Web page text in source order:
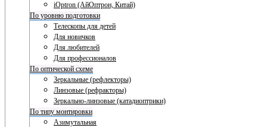
iOptron (АйОптрон, Китай)
По уровню подготовки
Телескопы для детей
Для новичков
Для любителей
Для профессионалов
По оптической схеме
Зеркальные (рефлекторы)
Линзовые (рефракторы)
Зеркально-линзовые (катадиоптрики)
По типу монтировки
Азимутальная